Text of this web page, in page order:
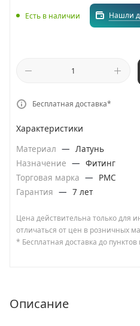
Есть в наличии Нашли
Бесплатная доставка*
Характеристики
Материал — Латунь
Назначение — Фитинг
Торговая марка —
РМС
Гарантия — 7 лет
Цена действительна только для
отличаться от цен в розничных
* Бесплатная доставка до
Описание